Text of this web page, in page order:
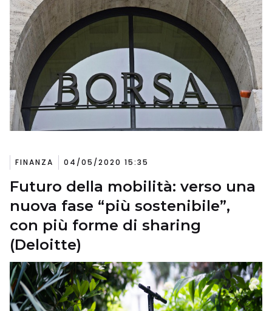
FINANZA 04/05/2020 15:35
Futuro della mobilità: verso una
nuova fase “più sostenibile”,
con più forme di sharing
(Deloitte)